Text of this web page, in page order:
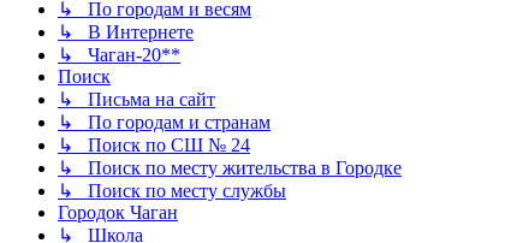
↳ По городам и весям
↳ В Интернете
↳ Чаган-20**
Поиск
↳ Письма на сайт
↳ По городам и странам
↳ Поиск по СШ № 24
↳ Поиск по месту жительства в Городке
↳ Поиск по месту службы
Городок Чаган
↳ Школа